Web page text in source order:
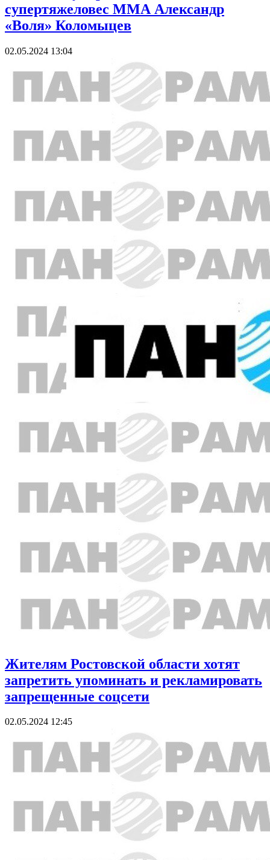
супертяжеловес ММА Александр
«Воля» Коломыцев
02.05.2024 13:04
Жителям Ростовской области хотят
запретить упоминать и рекламировать
запрещенные соцсети
02.05.2024 12:45